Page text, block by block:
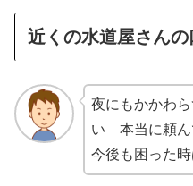
近くの水道屋さんの
夜にもかかわ
い 本当に頼ん
今後も困った時